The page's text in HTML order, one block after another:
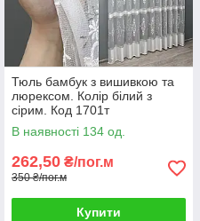
Тюль бамбук з вишивкою та
люрексом. Колір білий з
сірим. Код 1701т
В наявності 134 од.
262,50 ₴/пог.м
350 ₴/пог.м
Купити